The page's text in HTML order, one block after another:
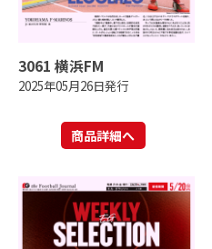
3061 横浜FM
2025年05月26日発行
商品詳細へ